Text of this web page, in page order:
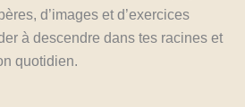
d’images et d’exercices
à descendre dans tes racines et
quotidien.